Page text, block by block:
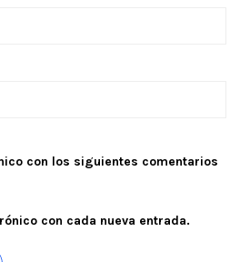
con los siguientes comentarios
con cada nueva entrada.